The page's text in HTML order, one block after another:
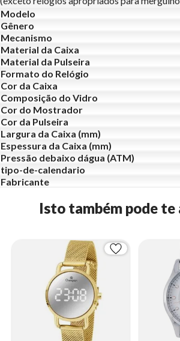
Modelo
Gênero
Mecanismo
Material da Caixa
Material da Pulseira
Formato do Relógio
Cor da Caixa
Composição do Vidro
Cor do Mostrador
Cor da Pulseira
Largura da Caixa (mm)
Espessura da Caixa (mm)
Pressão debaixo dágua (ATM)
tipo-de-calendario
Fabricante
Isto também pode te